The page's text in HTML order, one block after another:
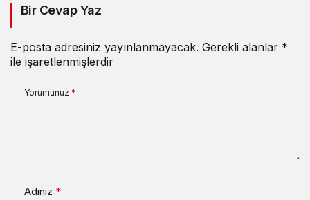
Bir Cevap Yaz
E-posta adresiniz yayınlanmayacak. Gerekli alanlar *
ile işaretlenmişlerdir
Yorumunuz *
Adınız *